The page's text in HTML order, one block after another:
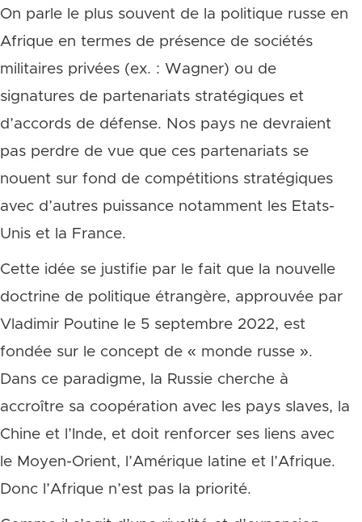
On parle le plus souvent de la politique russe en
Afrique en termes de présence de sociétés
militaires privées (ex. : Wagner) ou de
signatures de partenariats stratégiques et
d’accords de défense. Nos pays ne devraient
pas perdre de vue que ces partenariats se
nouent sur fond de compétitions stratégiques
avec d’autres puissance notamment les Etats-
Unis et la France.
Cette idée se justifie par le fait que la nouvelle
doctrine de politique étrangère, approuvée par
Vladimir Poutine le 5 septembre 2022, est
fondée sur le concept de « monde russe ».
Dans ce paradigme, la Russie cherche à
accroître sa coopération avec les pays slaves, la
Chine et l’Inde, et doit renforcer ses liens avec
le Moyen-Orient, l’Amérique latine et l’Afrique.
Donc l’Afrique n’est pas la priorité.